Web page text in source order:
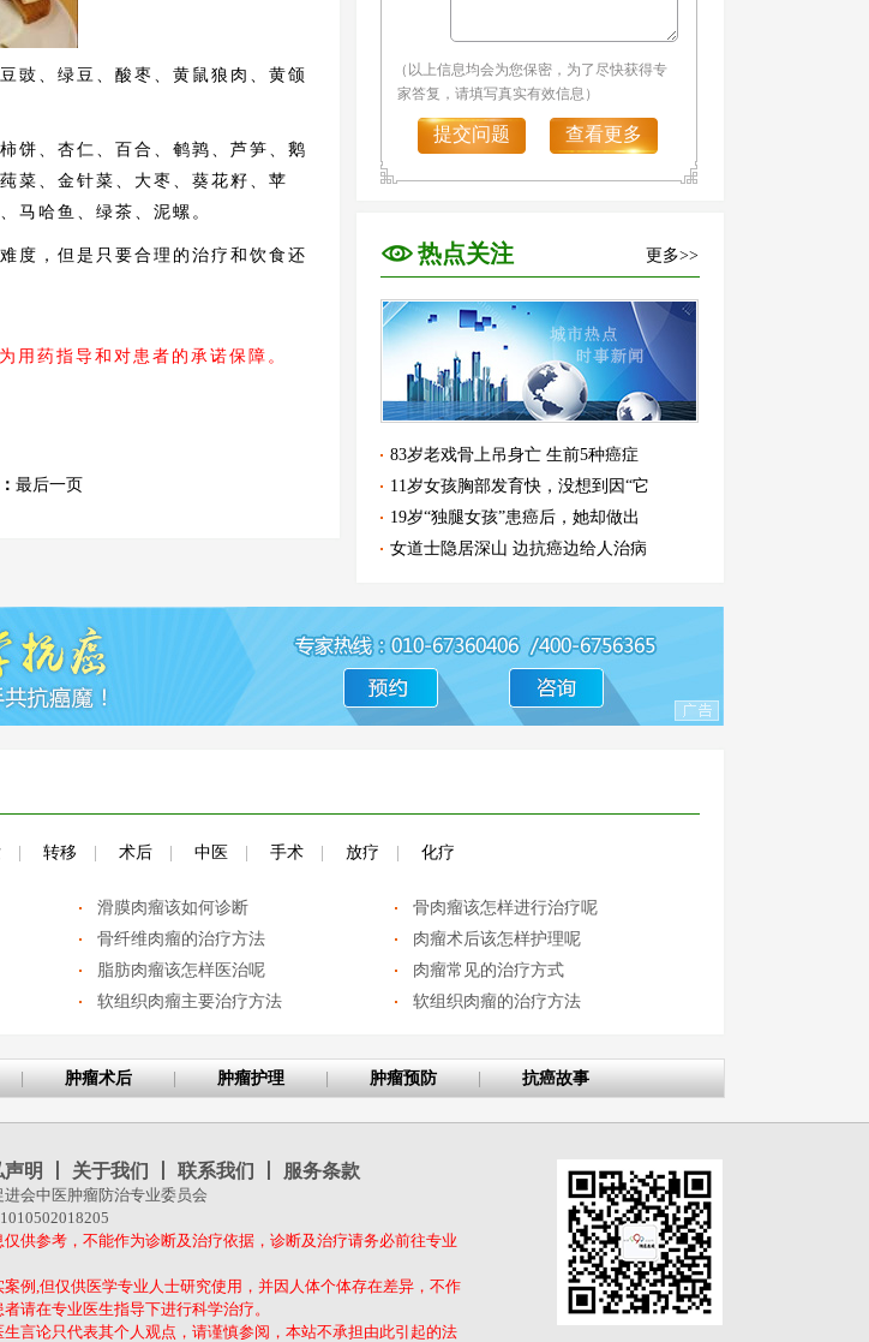
、绿豆、酸枣、黄鼠狼肉、黄颌
、杏仁、百合、鹌鹑、芦笋、鹅
菜、金针菜、大枣、葵花籽、苹
马哈鱼、绿茶、泥螺。
，但是只要合理的治疗和饮食还
用药指导和对患者的承诺保障。
最后一页
（以上信息均会为您保密，为了尽快获得专
家答复，请填写真实有效信息）
提交问题 查看更多
热点关注 更多>>
83岁老戏骨上吊身亡 生前5种癌症
11岁女孩胸部发育快，没想到因“它
19岁“独腿女孩”患癌后，她却做出
女道士隐居深山 边抗癌边给人治病
转移 术后 中医 手术 放疗 化疗
滑膜肉瘤该如何诊断
骨肉瘤该怎样进行治疗呢
骨纤维肉瘤的治疗方法
肉瘤术后该怎样护理呢
脂肪肉瘤该怎样医治呢
肉瘤常见的治疗方式
软组织肉瘤主要治疗方法 软组织肉瘤的治疗方法
肿瘤术后 肿瘤护理 肿瘤预防 抗癌故事
声明 关于我们 联系我们 服务条款
会中医肿瘤防治专业委员会
供参考，不能作为诊断及治疗依据，诊断及治疗请务必前往专业
例,但仅供医学专业人士研究使用，并因人体个体存在差异，不作
请在专业医生指导下进行科学治疗。
言论只代表其个人观点，请谨慎参阅，本站不承担由此引起的法